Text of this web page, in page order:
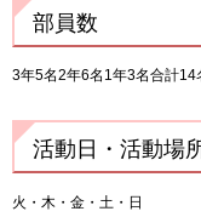
部員数
3年5名2年6名1年3名合計14
活動日・活動場
火・木・金・土・日